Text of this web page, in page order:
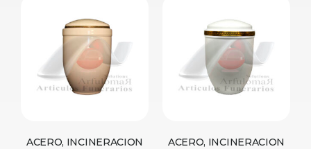
ACERO, INCINERACION ACERO, INCINERACION